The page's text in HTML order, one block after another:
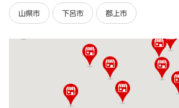
山県市 下呂市 郡上市